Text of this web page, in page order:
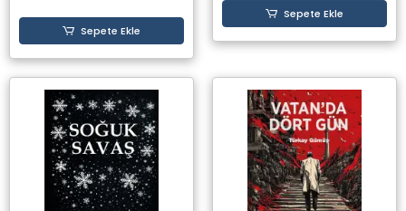
Sepete Ekle
Sepete Ekle